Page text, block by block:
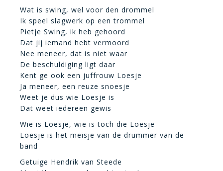
Wat is swing, wel voor den drommel
Ik speel slagwerk op een trommel
Pietje Swing, ik heb gehoord
Dat jij iemand hebt vermoord
Nee meneer, dat is niet waar
De beschuldiging ligt daar
Kent ge ook een juffrouw Loesje
Ja meneer, een reuze snoesje
Weet je dus wie Loesje is
Dat weet iedereen gewis
Wie is Loesje, wie is toch die Loesje
Loesje is het meisje van de drummer van de
band
Getuige Hendrik van Steede